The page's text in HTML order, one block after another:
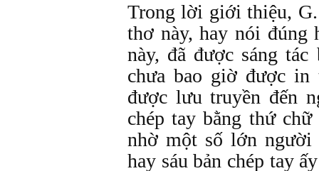
Trong lời giới thiệu,
thơ này, hay nói đúng
này, đã được sáng
chưa bao giờ được in
được lưu truyền đến
chép tay bằng thứ
nhờ một số lớn người
hay sáu bản chép tay